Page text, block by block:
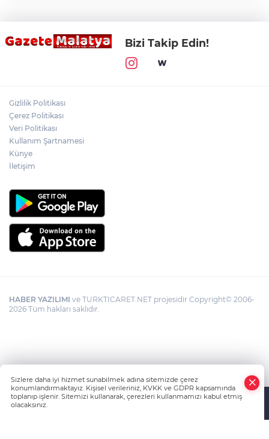
Bizi Takip Edin!
Gizlilik Politikası
Çerez Politikası
Veri Politikası
Kullanım Şartnamesi
Künye
İletişim
HABER YAZILIMI ve TURKTICARET.NET projesidir Copyright© 2006-
2026 Tüm hakları saklıdır.
Sizlere daha iyi hizmet sunabilmek adına sitemizde çerez
konumlandırmaktayız. Kişisel verileriniz, KVKK ve GDPR kapsamında
toplanıp işlenir. Sitemizi kullanarak, çerezleri kullanmamızı kabul etmiş
olacaksınız.